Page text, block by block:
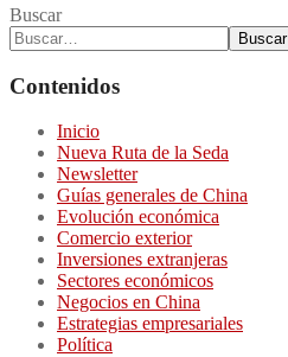
Buscar
Buscar
Contenidos
Inicio
Nueva Ruta de la Seda
Newsletter
Guías generales de China
Evolución económica
Comercio exterior
Inversiones extranjeras
Sectores económicos
Negocios en China
Estrategias empresariales
Política